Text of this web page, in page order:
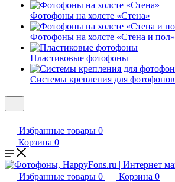
Фотофоны на холсте «Стена»
Фотофоны на холсте «Стена и пол»
Пластиковые фотофоны
Системы крепления для фотофонов
Избранные товары 0
Корзина 0
Избранные товары 0 Корзина 0